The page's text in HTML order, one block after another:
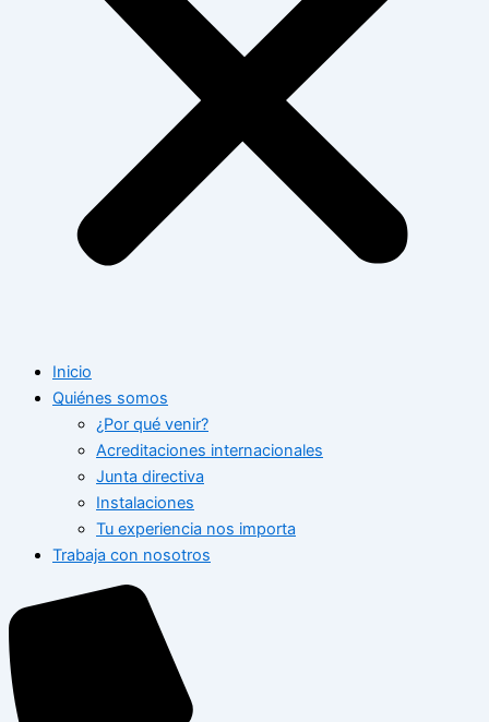
Inicio
Quiénes somos
¿Por qué venir?
Acreditaciones internacionales
Junta directiva
Instalaciones
Tu experiencia nos importa
Trabaja con nosotros